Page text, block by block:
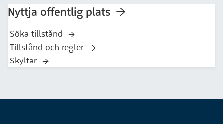
Nyttja offentlig plats
Söka tillstånd
Tillstånd och regler
Skyltar